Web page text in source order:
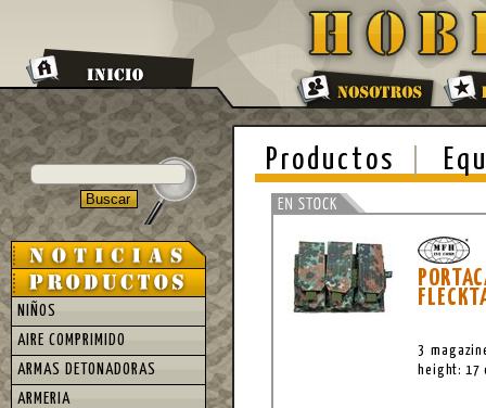
Productos
3
height: 17
NIÑOS
AIRE COMPRIMIDO
ARMAS DETONADORAS
ARMERIA